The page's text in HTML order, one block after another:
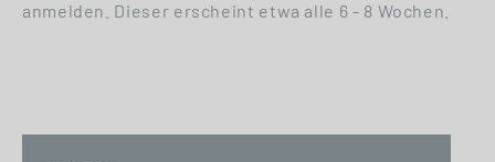
anmelden. Dieser erscheint etwa alle 6 - 8 Wochen.